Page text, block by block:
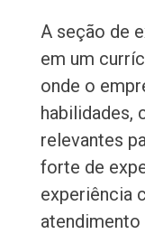
A seção de
em um
onde o
habilidades,
relevantes
forte de
experiência